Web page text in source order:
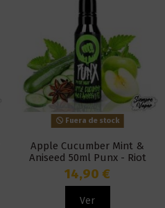
Fuera de stock
Apple Cucumber Mint &
Aniseed 50ml Punx - Riot
Squad
14,90 €
Ver